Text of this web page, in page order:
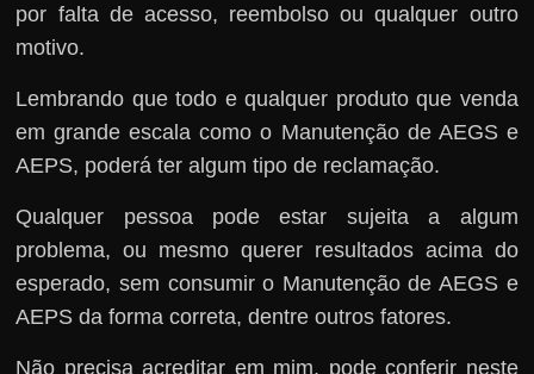
por falta de acesso, reembolso ou qualquer outro
motivo.
Lembrando que todo e qualquer produto que venda
em grande escala como o Manutenção de AEGS e
AEPS, poderá ter algum tipo de reclamação.
Qualquer pessoa pode estar sujeita a algum
problema, ou mesmo querer resultados acima do
esperado, sem consumir o Manutenção de AEGS e
AEPS da forma correta, dentre outros fatores.
Não precisa acreditar em mim, pode conferir neste